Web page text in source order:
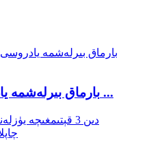
بارماق بىرلەشمە يادروسى مېلامىن ...